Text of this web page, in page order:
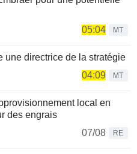
05:04
MT
une directrice de la stratégie
04:09
MT
local en
des engrais
07/08
RE